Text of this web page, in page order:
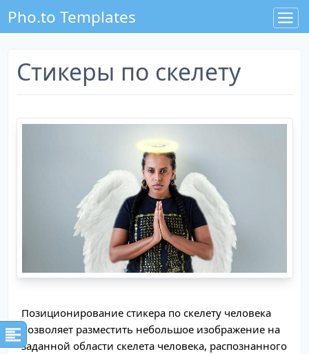
Pho.to Templates
Стикеры по скелету
Позиционирование стикера по скелету человека
позволяет разместить небольшое изображение на
заданной области скелета человека, распознанного